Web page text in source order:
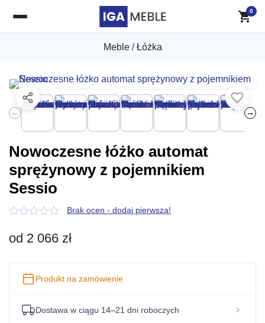
Meble/Łóżka
← →
Nowoczesne łóżko automat
sprężynowy z pojemnikiem
Sessio
z
5
Brak ocen - dodaj pierwsza!
od 2 066 zł
Produkt na zamówienie
Dostawa w ciągu 14–21 dni roboczych
0